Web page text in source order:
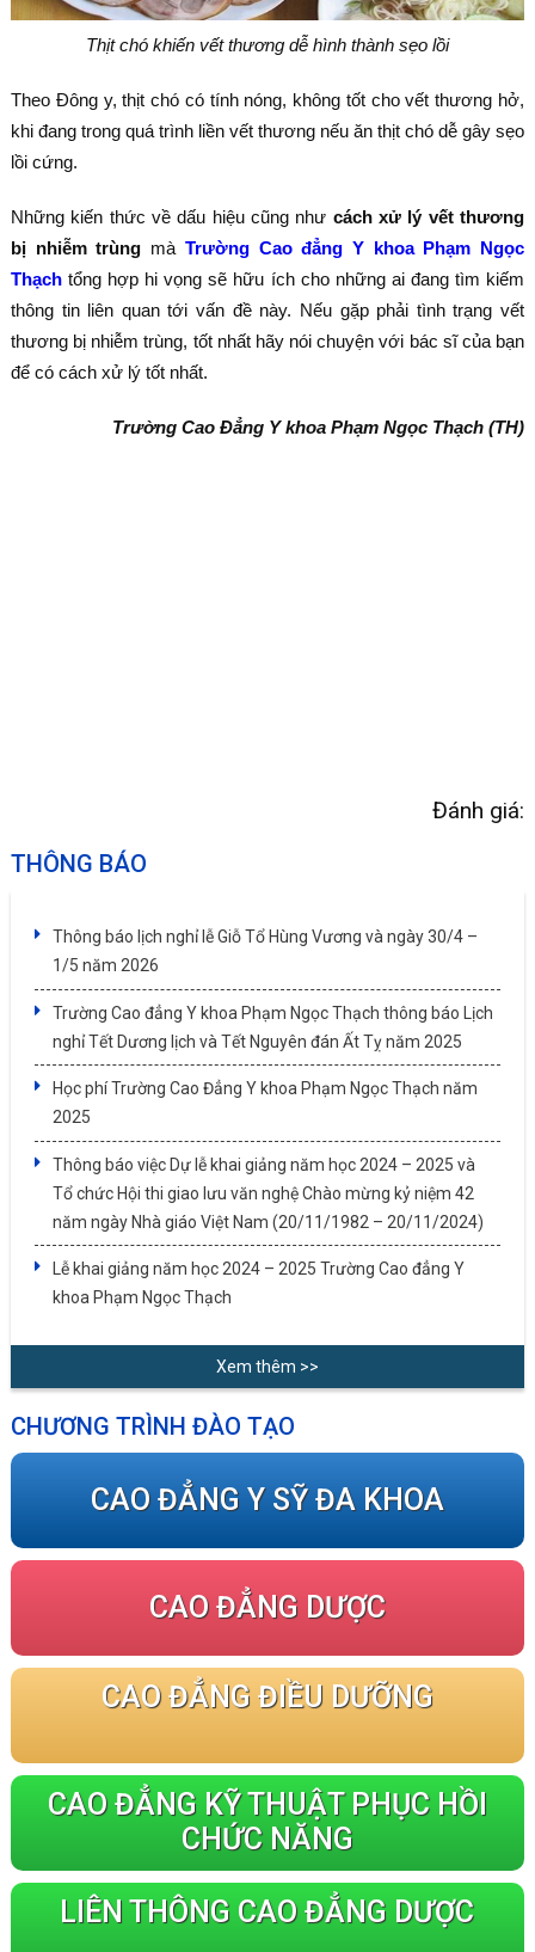
Thịt chó khiến vết thương dễ hình thành sẹo lồi
Theo Đông y, thịt chó có tính nóng, không tốt cho vết thương hở,
khi đang trong quá trình liền vết thương nếu ăn thịt chó dễ gây sẹo
lồi cứng.
Những kiến thức về dấu hiệu cũng như cách xử lý vết thương
bị nhiễm trùng mà Trường Cao đẳng Y khoa Phạm Ngọc
Thạchtổng hợp hi vọng sẽ hữu ích cho những ai đang tìm kiếm
thông tin liên quan tới vấn đề này. Nếu gặp phải tình trạng vết
thương bị nhiễm trùng, tốt nhất hãy nói chuyện với bác sĩ của bạn
để có cách xử lý tốt nhất.
Trường Cao Đẳng Y khoa Phạm Ngọc Thạch (TH)
Đánh giá:
THÔNG BÁO
Thông báo lịch nghỉ lễ Giỗ Tổ Hùng Vương và ngày 30/4 –
1/5 năm 2026
Trường Cao đẳng Y khoa Phạm Ngọc Thạch thông báo Lịch
nghỉ Tết Dương lịch và Tết Nguyên đán Ất Tỵ năm 2025
Học phí Trường Cao Đẳng Y khoa Phạm Ngọc Thạch năm
2025
Thông báo việc Dự lễ khai giảng năm học 2024 – 2025 và
Tổ chức Hội thi giao lưu văn nghệ Chào mừng kỷ niệm 42
năm ngày Nhà giáo Việt Nam (20/11/1982 – 20/11/2024)
Lễ khai giảng năm học 2024 – 2025 Trường Cao đẳng Y
khoa Phạm Ngọc Thạch
Xem thêm >>
CHƯƠNG TRÌNH ĐÀO TẠO
CAO ĐẲNG Y SỸ ĐA KHOA
CAO ĐẲNG DƯỢC
CAO ĐẲNG ĐIỀU DƯỠNG
CAO ĐẲNG KỸ THUẬT PHỤC HỒI
CHỨC NĂNG
LIÊN THÔNG CAO ĐẲNG DƯỢC